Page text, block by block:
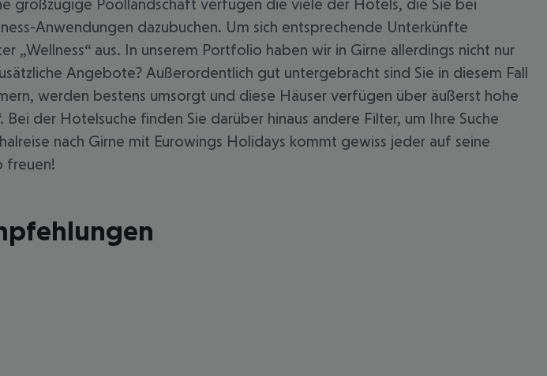
großzügige Poollandschaft verfügen die viele der Hotels, die Sie bei
Anwendungen dazubuchen. Um sich entsprechende Unterkünfte
„Wellness“ aus. In unserem Portfolio haben wir in Girne allerdings nicht nur
Angebote? Außerordentlich gut untergebracht sind Sie in diesem Fall
werden bestens umsorgt und diese Häuser verfügen über äußerst hohe
der Hotelsuche finden Sie darüber hinaus andere Filter, um Ihre Suche
nach Girne mit Eurowings Holidays kommt gewiss jeder auf seine
freuen!